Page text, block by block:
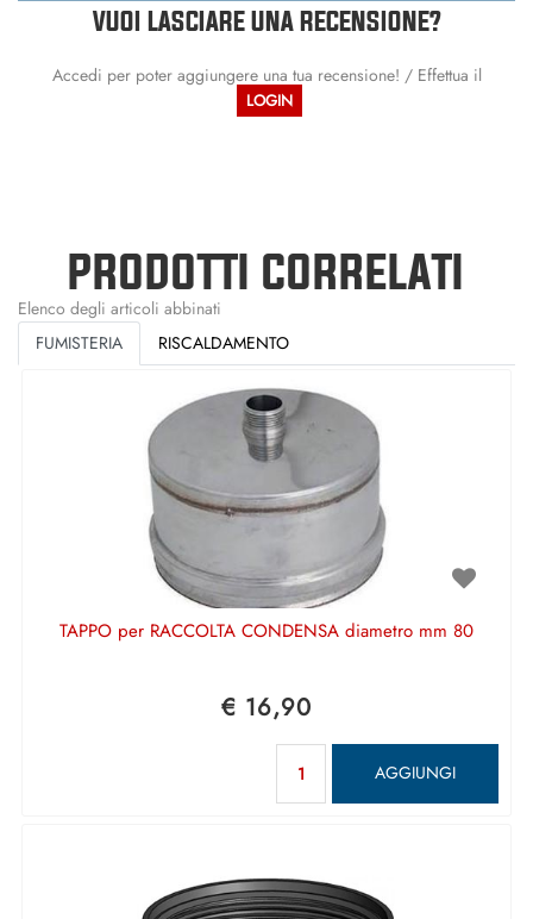
VUOI LASCIARE UNA RECENSIONE?
Accedi per poter aggiungere una tua recensione! / Effettua il
LOGIN
PRODOTTI CORRELATI
Elenco degli articoli abbinati
FUMISTERIA
RISCALDAMENTO
TAPPO per RACCOLTA CONDENSA diametro mm 80
€ 16,90
AGGIUNGI